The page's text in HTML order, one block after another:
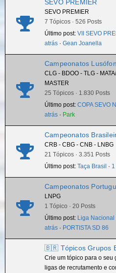
SEVO PREMIER
SEVO PREMIER
7 Tópicos · 526 Posts
Último post: VII SEVO
atrás · Gean Joanella
Campeonatos
CLG - BDOO - TLG -
MASTER
25 Tópicos · 1.830 Posts
Último post: COPA SEVO
atrás · Park
Campeonatos
CRB - CBG - CNB - LNBG
21 Tópicos · 3.351 Posts
Último post: Taça Brasil ·
Campeonatos
LNPG
1 Tópico · 20 Posts
Último post: Liga Nacional
atrás · PORTISTA SD 86
🇧🇷 Tópicos Grupos
Crie um tópico para o seu
ligas de recrutamento e